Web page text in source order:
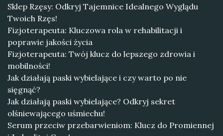
Sklep Rzęsy: Odkryj Tajemnice Idealnego Wyglądu
Twoich Rzęs!
Fizjoterapeuta: Kluczowa rola w rehabilitacji i
poprawie jakości życia
Fizjoterapeuta: Twój klucz do lepszego zdrowia i
mobilności!
Jak działają paski wybielające i czy warto po nie
sięgnąć?
Jak działają paski wybielające? Odkryj sekret
olśniewającego uśmiechu!
Serum przeciw przebarwieniom: Klucz do Promiennej